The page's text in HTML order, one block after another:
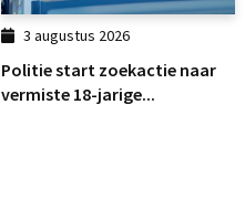
3 augustus 2026
Politie start zoekactie naar
vermiste 18-jarige...